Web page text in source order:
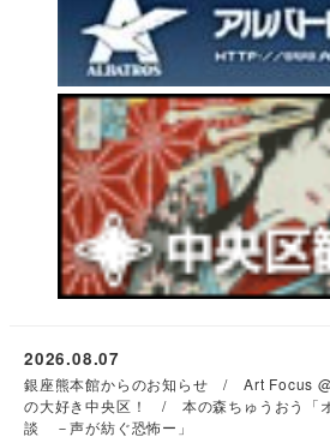
銀座熊本館からのお知らせ / Art Focus
の大好き中央区！ / 本の森ちゅうおう「
談 －声が紡ぐ恐怖ー」
2026.08.07